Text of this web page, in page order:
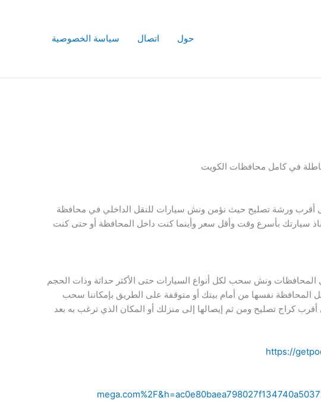
حول اتصال سياسة الخصوصية
في كامل محافظات الكويت
أقرب ورشة تصليح حيث نؤمن ونش سيارات للنقل الداخلي في محافظة
سيارتك بأسرع وقت وأقل سعر وأينما كنت داخل المحافظة أو حتى كنت
ونش سحب لكل أنواع السيارات حتى الأكثر حداثة وذات الحجم
نفسها من أمام بيتك أو متوقفة على الطريق بإمكاننا سحب
كراج تصليح ومن ثم إيصالها إلى منزلك أو المكان الذي ترغب به بعد
https://